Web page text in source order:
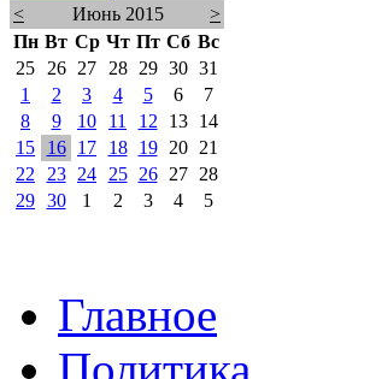
< Июнь 2015
>
Пн Вт Ср Чт Пт Сб Вс
25
26 27 28 29 30 31
1
2 3 4 5 6
7
8
9 10 11 12 13
14
15
16 17 18 19 20
21
22
23 24 25 26 27
28
29 30 1 2 3 4 5
Главное
Политика